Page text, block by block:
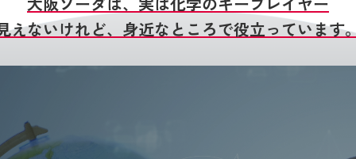
えないけれど、身近なところで役立っています